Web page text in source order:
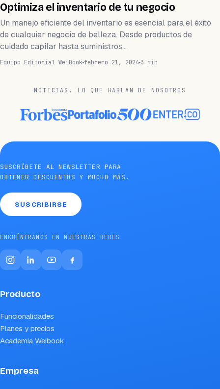
APLICACIÓN
Optimiza el inventario de tu negocio
Un manejo eficiente del inventario es esencial para el éxito
de cualquier negocio de belleza. Desde productos de
cuidado capilar hasta suministros…
Equipo Editorial WeiBook febrero 21, 2024 3 min
NOTICIAS, LO QUE HABLAN DE NOSOTROS
SUSCRÍBETE AL NEWSLETTER PARA
OBTENER DESCUENTOS Y MUCHO MÁS.
SUSCRIBIRSE
ENCUÉNTRANOS EN NUESTRAS REDES
Producto
Funcionalidades
Planes y precios
Academia Weibook
Empresa